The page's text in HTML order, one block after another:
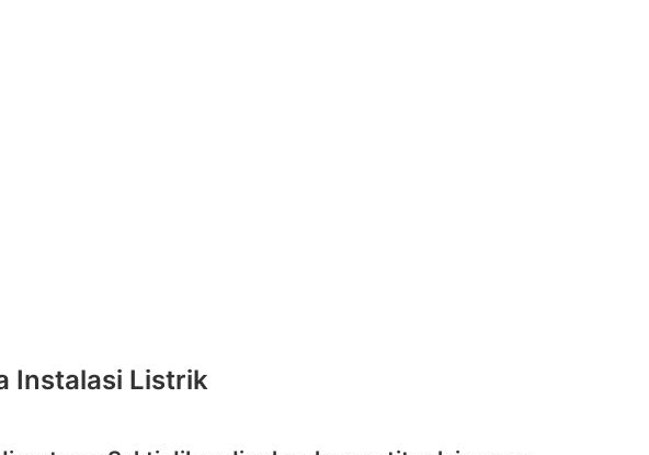
Instalasi Listrik